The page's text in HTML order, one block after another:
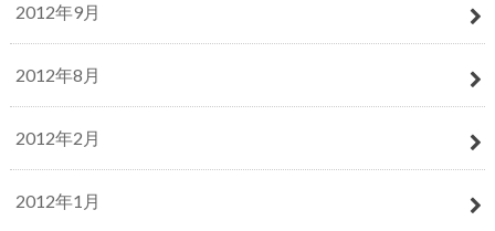
2012年9月
2012年8月
2012年2月
2012年1月